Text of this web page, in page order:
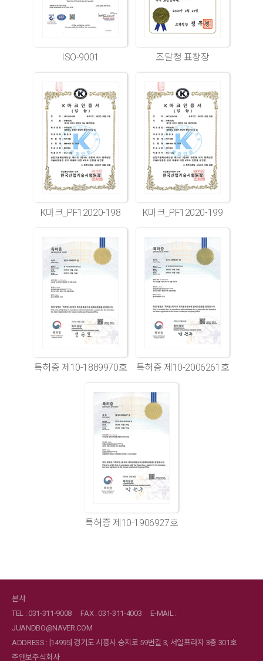
ISO-9001 조달청 표창장
K마크_PF12020-198 K마크_PF12020-199
특허증 제10-1889970호 특허증 제10-2006261호
특허증 제10-1906927호
본사
TEL : 031-311-9008
FAX : 031-311-4003
E-MAIL :
JUANDBO@NAVER.COM
ADDRESS : [14995] 경기도 시흥시 승지로 59번길 3, 서일프라자 3층 301호
주앤보주식회사